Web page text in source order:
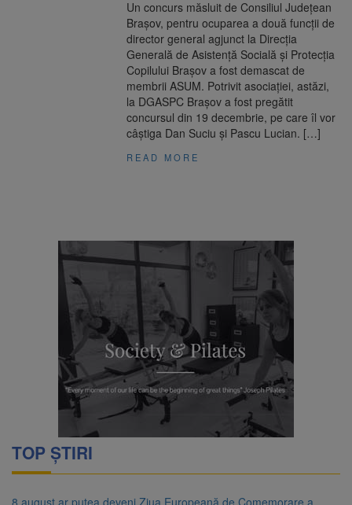
Un concurs măsluit de Consiliul Județean
Brașov, pentru ocuparea a două funcții de
director general agjunct la Direcția
Generală de Asistență Socială și Protecția
Copilului Brașov a fost demascat de
membrii ASUM. Potrivit asociației, astăzi,
la DGASPC Brașov a fost pregătit
concursul din 19 decembrie, pe care îl vor
câștiga Dan Suciu și Pascu Lucian. […]
READ MORE
TOP ȘTIRI